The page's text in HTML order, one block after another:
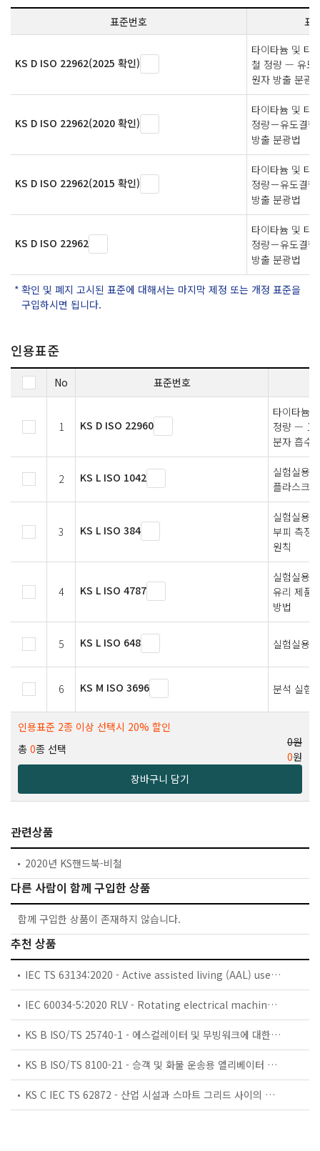
표준번호 표
KS D ISO 22962(2025 확인)
타이타늄 및 타
철 정량 — 유도
원자 방출 분광
KS D ISO 22962(2020 확인)
타이타늄 및 타
정량－유도결
방출 분광법
KS D ISO 22962(2015 확인)
타이타늄 및 타
정량－유도결
방출 분광법
KS D ISO 22962
타이타늄 및 타
정량－유도결
방출 분광법
확인 및 폐지 고시된 표준에 대해서는 마지막 제정 또는 개정 표준을
구입하시면 됩니다.
인용표준
No 표준번호
1 KS D ISO 22960
타이타늄
정량 —
분자 흡수
2 KS L ISO 1042
실험실용
플라스크
3 KS L ISO 384
실험실용
부피 측정
원칙
4 KS L ISO 4787
실험실용
유리 제품
방법
5 KS L ISO 648 실험실용
6 KS M ISO 3696 분석 실험
인용표준 2종 이상 선택시 20% 할인
총 0종 선택
0원
0원
장바구니 담기
관련상품
2020년 KS핸드북-비철
다른 사람이 함께 구입한 상품
함께 구입한 상품이 존재하지 않습니다.
추천 상품
IEC TS 63134:2020 - Active assisted living (AAL) use cases
IEC 60034-5:2020 RLV - Rotating electrical machines - Part 5: Degrees of protection provided by the integral design of rotating electrical machines (IP code) - Classification
KS B ISO/TS 25740-1 - 에스컬레이터 및 무빙워크에 대한 안전요건 — 제1부: 세계공통 필수 안전요건(GESRs)
KS B ISO/TS 8100-21 - 승객 및 화물 운송용 엘리베이터 —제21부: 세계공통 필수안전요건(GESRs)을 충족하는 세계공통 안전 파라미터(GSPs)
KS C IEC TS 62872 - 산업 시설과 스마트 그리드 사이의 산업 공정 측정, 제어 및 자동화 시스템 인터페이스